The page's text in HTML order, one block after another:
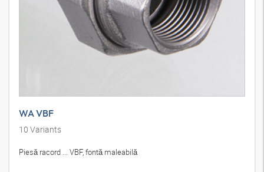
WA VBF
10 Variants
Piesă racord ... VBF, fontă maleabilă